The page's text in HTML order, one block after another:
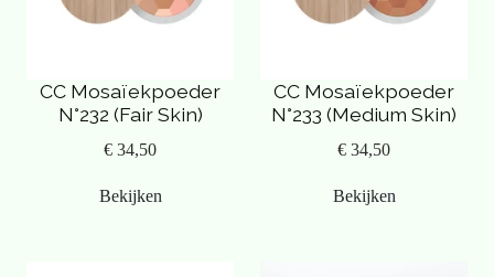
CC Mosaïekpoeder
N°232 (Fair Skin)
€ 34,50
Bekijken
CC Mosaïekpoeder
N°233 (Medium Skin)
€ 34,50
Bekijken